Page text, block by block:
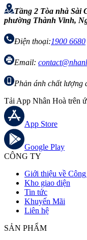
Tầng 2 Tòa nhà Sài
phường Thành Vinh,
Điện thoại:1900 6680
Email:
Phản ánh chất lượng
Tải App Nhân Hoà trên
App Store
Google Play
CÔNG TY
Giới thiệu về
Kho giao diện
Tin tức
Khuyến Mãi
Liên hệ
SẢN PHẨM